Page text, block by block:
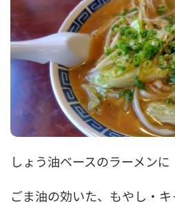
しょう油ベースのラーメンに
ごま油の効いた、もやし・